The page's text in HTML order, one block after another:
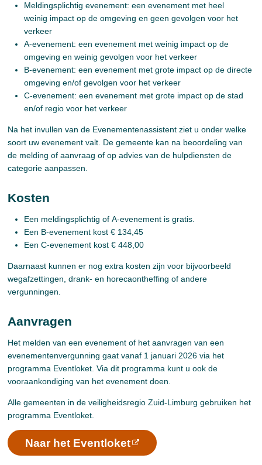
Meldingsplichtig evenement: een evenement met heel
weinig impact op de omgeving en geen gevolgen voor het
verkeer
A-evenement: een evenement met weinig impact op de
omgeving en weinig gevolgen voor het verkeer
B-evenement: een evenement met grote impact op de directe
omgeving en/of gevolgen voor het verkeer
C-evenement: een evenement met grote impact op de stad
en/of regio voor het verkeer
Na het invullen van de Evenementenassistent ziet u onder welke
soort uw evenement valt. De gemeente kan na beoordeling van
de melding of aanvraag of op advies van de hulpdiensten de
categorie aanpassen.
Kosten
Een meldingsplichtig of A-evenement is gratis.
Een B-evenement kost € 134,45
Een C-evenement kost € 448,00
Daarnaast kunnen er nog extra kosten zijn voor bijvoorbeeld
wegafzettingen, drank- en horecaontheffing of andere
vergunningen.
Aanvragen
Het melden van een evenement of het aanvragen van een
evenementenvergunning gaat vanaf 1 januari 2026 via het
programma Eventloket. Via dit programma kunt u ook de
vooraankondiging van het evenement doen.
Alle gemeenten in de veiligheidsregio Zuid-Limburg gebruiken het
programma Eventloket.
Naar het Eventloket